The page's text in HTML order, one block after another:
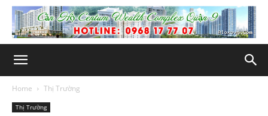
Home Thị Trường
Thị Trường